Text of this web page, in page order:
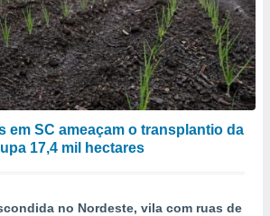
em SC ameaçam o transplantio da
17,4 mil hectares
no Nordeste, vila com ruas de